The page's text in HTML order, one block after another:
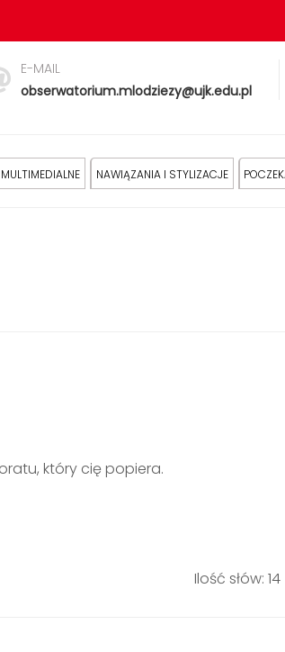
E-MAIL
obserwatorium.mlodziezy@ujk.edu.pl
NAWIĄZANIA I STYLIZACJE
który cię popiera.
Ilość słów: 14